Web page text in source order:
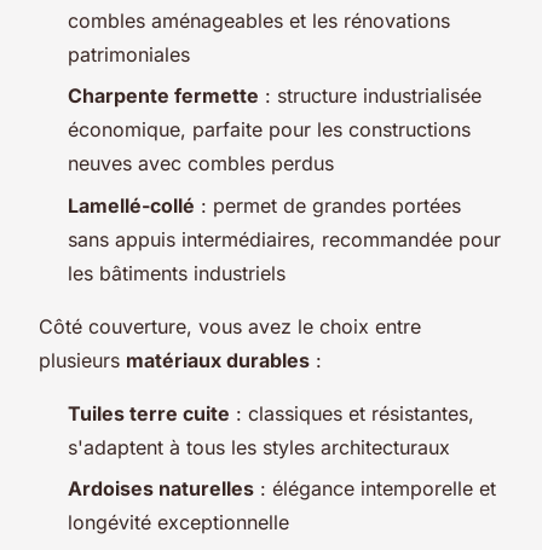
combles aménageables et les rénovations
patrimoniales
Charpente fermette : structure industrialisée
économique, parfaite pour les constructions
neuves avec combles perdus
Lamellé-collé : permet de grandes portées
sans appuis intermédiaires, recommandée pour
les bâtiments industriels
Côté couverture, vous avez le choix entre
plusieurs matériaux durables :
Tuiles terre cuite : classiques et résistantes,
s'adaptent à tous les styles architecturaux
Ardoises naturelles : élégance intemporelle et
longévité exceptionnelle